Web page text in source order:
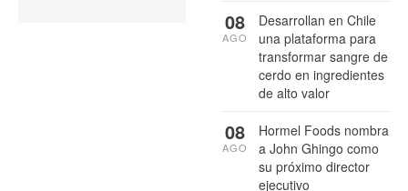
Desarrollan en Chile
una plataforma para
transformar sangre de
cerdo en ingredientes
de alto valor
08
AGO
Hormel Foods nombra
a John Ghingo como
su próximo director
ejecutivo
08
AGO